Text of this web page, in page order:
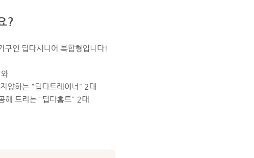
?
구인 딥다시니어 복합형입니다!
양하는 "딥다트레이너" 2대
해 드리는 "딥다홈트" 2대